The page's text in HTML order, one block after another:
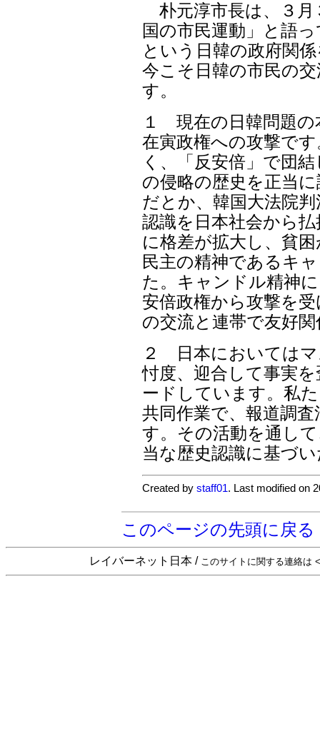
朴元淳市長は、３月
国の市民運動」と語
という日韓の政府関
今こそ日韓の市民の
す。
１ 現在の日韓問題の
在寅政権への攻撃で
く、「反安倍」で団
の侵略の歴史を正当
だとか、韓国大法院
認識を日本社会から
に格差が拡大し、貧
民主の精神であるキ
た。キャンドル精神
安倍政権から攻撃を
の交流と連帯で友好
２ 日本においてはマ
忖度、迎合して事実
ードしています。私
共同作業で、報道調
す。その活動を通し
当な歴史認識に基づ
Created bystaff01. Last modified on
このページの先頭に戻る
レイバーネット日本 / このサイトに関する連絡は